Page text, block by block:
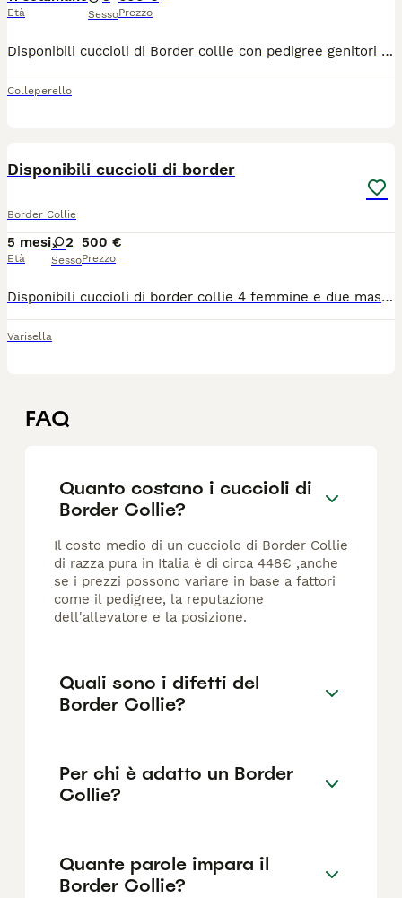
Età SessoPrezzo
Disponibili cuccioli di Border collie con pedigree genitori entrambi lastrati test genetici , i cuccioli saranno pronti dal 17 luglio al compimento dei 60 giorni con libretto sanitario e pedigree.
Colleperello
Disponibili cuccioli di border
Border Collie
5 mesi
Età
2
Sesso
500 €
Prezzo
Disponibili cuccioli di border collie 4 femmine e due maschietti . Verranno ceduti con microchip vaccino libretto sanitario pedigree enci .esenti da tutte le malattie genetiche tipiche d
Varisella
FAQ
Quanto costano i cuccioli di
Border Collie?
Il costo medio di un cucciolo di Border Collie
di razza pura in Italia è di circa 448€ ,anche
se i prezzi possono variare in base a fattori
come il pedigree, la reputazione
dell'allevatore e la posizione.
Quali sono i difetti del
Border Collie?
Per chi è adatto un Border
Collie?
Quante parole impara il
Border Collie?